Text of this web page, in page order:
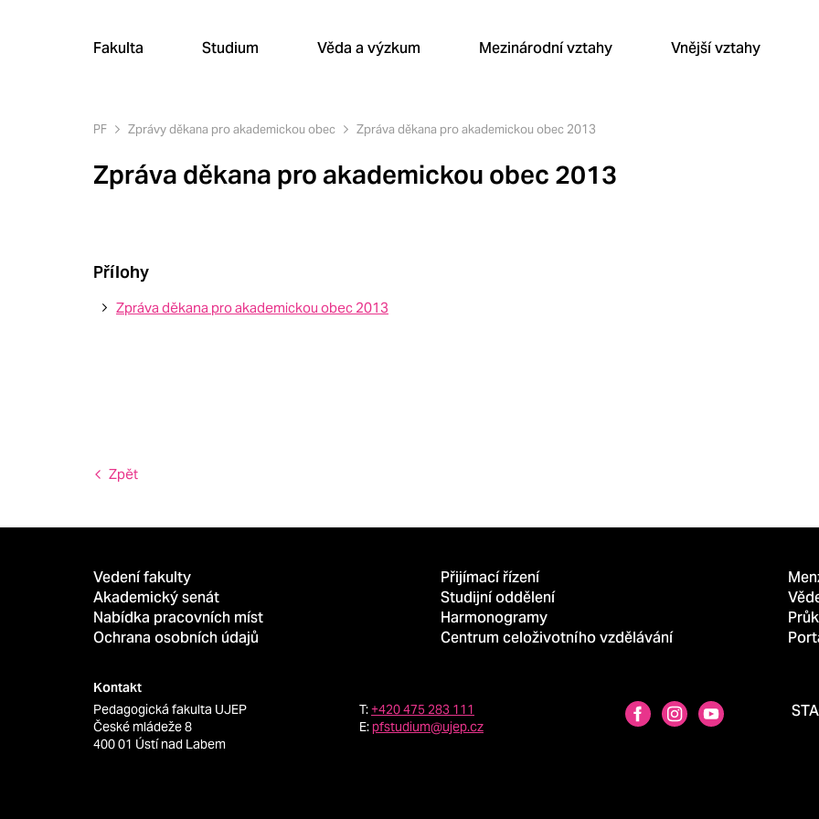
Fakulta Studium Věda a výzkum Mezinárodní vztahy Vnější vztahy
PF Zprávy děkana pro akademickou obec Zpráva děkana pro akademickou obec 2013
Zpráva děkana pro akademickou obec 2013
Přílohy
Zpráva děkana pro akademickou obec 2013
Zpět
Vedení fakulty
Akademický senát
Nabídka pracovních míst
Ochrana osobních údajů
Přijímací řízení
Studijní oddělení
Harmonogramy
Centrum celoživotního vzdělávání
Kontakt
Pedagogická fakulta UJEP
České mládeže 8
400 01 Ústí nad Labem
T:+420 475 283 111
E:pfstudium@ujep.cz